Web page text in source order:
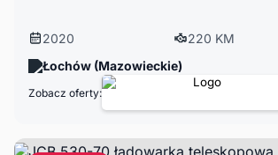
2020
220 KM
Łochów (Mazowieckie)
Zobacz oferty: